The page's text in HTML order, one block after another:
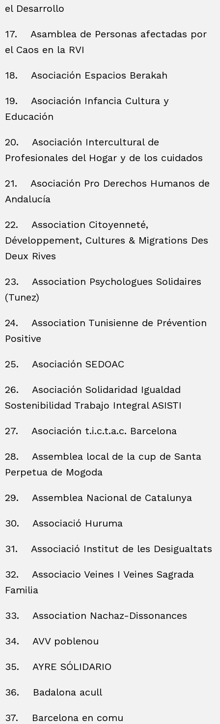
el Desarrollo
17.
Asamblea de Personas afectadas por
el Caos en la RVI
18. Asociación Espacios Berakah
19.
Asociación Infancia Cultura y
Educación
20.
Asociación Intercultural de
Profesionales del Hogar y de los cuidados
21.
Asociación Pro Derechos Humanos de
Andalucía
22.
Association Citoyenneté,
Développement, Cultures & Migrations Des
Deux Rives
23.
Association Psychologues Solidaires
(Tunez)
24.
Association Tunisienne de Prévention
Positive
25. Asociación SEDOAC
26.
Asociación Solidaridad Igualdad
Sostenibilidad Trabajo Integral ASISTI
27. Asociación t.i.c.t.a.c. Barcelona
28.
Assemblea local de la cup de Santa
Perpetua de Mogoda
29. Assemblea Nacional de Catalunya
30. Associació Huruma
31. Associació Institut de les Desigualtats
32.
Associacio Veines I Veines Sagrada
Familia
33. Association Nachaz-Dissonances
34. AVV poblenou
35. AYRE SÓLIDARIO
36. Badalona acull
37. Barcelona en comu